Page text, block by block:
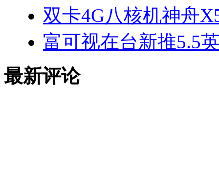
双卡4G八核机神舟
富可视在台新推5.5
最新评论